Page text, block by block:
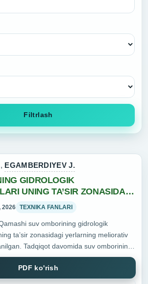
Filtrlash
, EGAMBERDIYEV J.
GIDROLOGIK
UNING TA’SIR ZONASIDAGI
HOLATIGA TA’SIRINI
OMBORI MISOLIDA)
2026 TEXNIKA FANLARI
suv omborining gidrologik
ta’sir zonasidagi yerlarning meliorativ
Tadqiqot davomida suv omborining
sizot suvlarining chuqurligi hamda
da...PDF ko'rish